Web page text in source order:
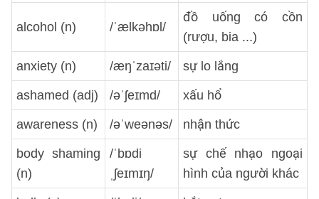
alcohol (n) /ˈælkəhɒl/
đồ uống có cồn
(rượu, bia ...)
anxiety (n) /æŋˈzaɪəti/ sự lo lắng
ashamed (adj) /əˈʃeɪmd/ xấu hổ
awareness (n) /əˈweənəs/ nhận thức
body shaming
(n)
/ˈbɒdi
ˌʃeɪmɪŋ/
sự chế nhạo ngoại
hình của người khác